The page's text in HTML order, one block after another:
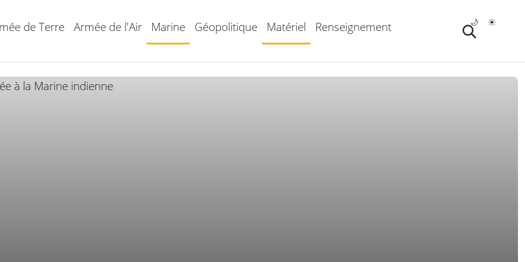
de Terre Armée de l'Air Marine Géopolitique Matériel Renseignement ☀️
🌙